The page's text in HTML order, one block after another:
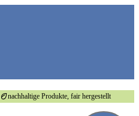
nachhaltige Produkte, fair hergestellt